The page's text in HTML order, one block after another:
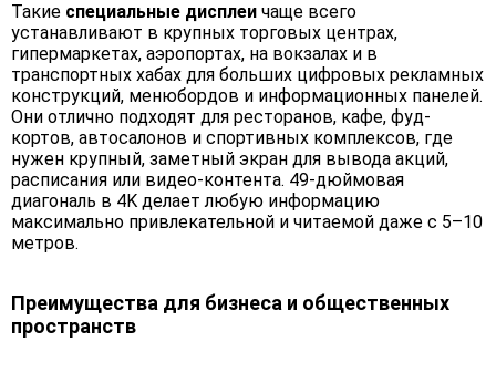
Такие специальные дисплеи чаще всего
устанавливают в крупных торговых центрах,
гипермаркетах, аэропортах, на вокзалах и в
транспортных хабах для больших цифровых рекламных
конструкций, менюбордов и информационных панелей.
Они отлично подходят для ресторанов, кафе, фуд-
кортов, автосалонов и спортивных комплексов, где
нужен крупный, заметный экран для вывода акций,
расписания или видео-контента. 49-дюймовая
диагональ в 4K делает любую информацию
максимально привлекательной и читаемой даже с 5–10
метров.
Преимущества для бизнеса и общественных
пространств